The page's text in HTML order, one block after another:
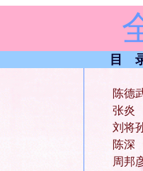
目
陈德
张炎
刘将
陈深
周邦